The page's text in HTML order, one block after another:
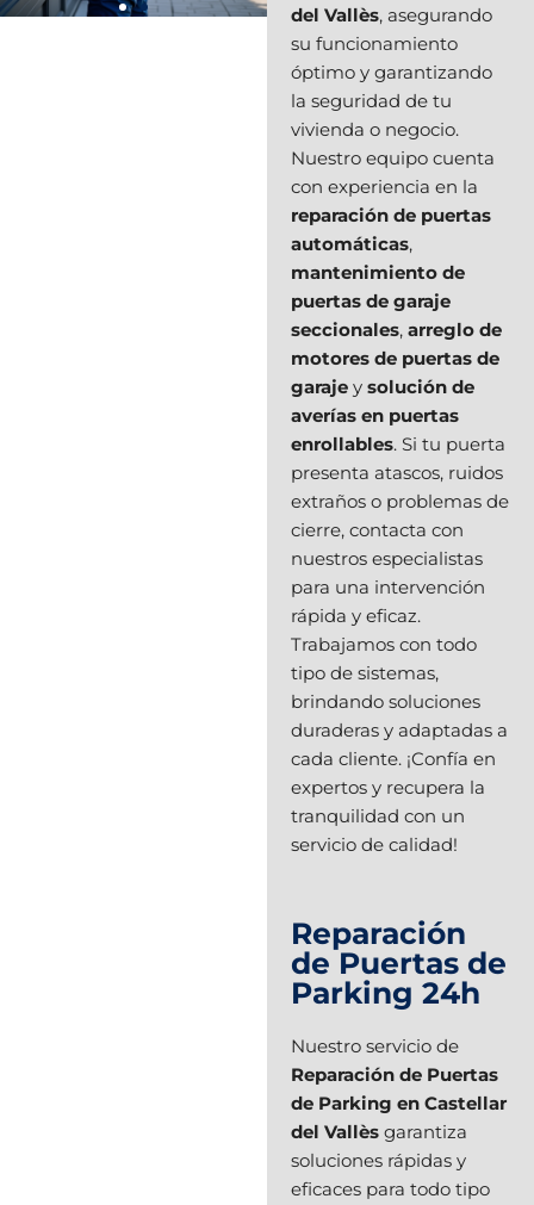
del Vallès, asegurando
su funcionamiento
óptimo y garantizando
la seguridad de tu
vivienda o negocio.
Nuestro equipo cuenta
con experiencia en la
reparación de puertas
automáticas,
mantenimiento de
puertas de garaje
seccionales, arreglo de
motores de puertas de
garaje y solución de
averías en puertas
enrollables. Si tu puerta
presenta atascos, ruidos
extraños o problemas de
cierre, contacta con
nuestros especialistas
para una intervención
rápida y eficaz.
Trabajamos con todo
tipo de sistemas,
brindando soluciones
duraderas y adaptadas a
cada cliente. ¡Confía en
expertos y recupera la
tranquilidad con un
servicio de calidad!
Reparación
de Puertas de
Parking 24h
Nuestro servicio de
Reparación de Puertas
de Parking en Castellar
del Vallès garantiza
soluciones rápidas y
eficaces para todo tipo